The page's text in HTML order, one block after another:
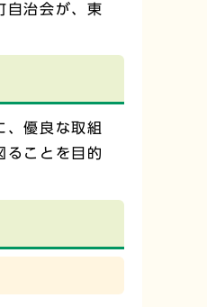
自治会が、東
、優良な取組
ることを目的